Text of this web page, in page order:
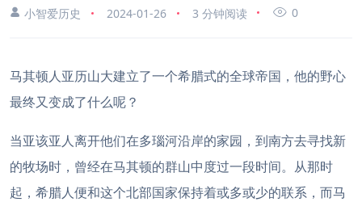
小智爱历史 2024-01-26 3 分钟阅读 0
马其顿人亚历山大建立了一个希腊式的全球帝国，他的野心
最终又变成了什么呢？
当亚该亚人离开他们在多瑙河沿岸的家园，到南方去寻找新
的牧场时，曾经在马其顿的群山中度过一段时间。从那时
起，希腊人便和这个北部国家保持着或多或少的联系，而马